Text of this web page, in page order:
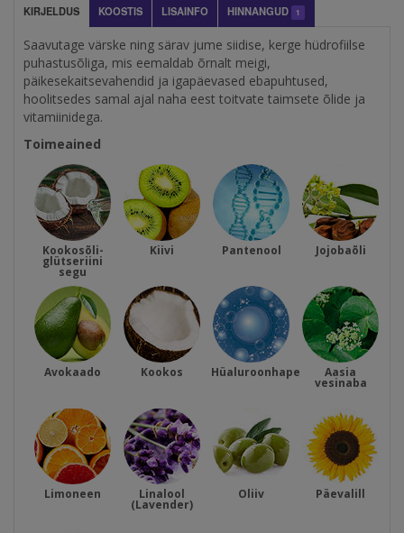
KIRJELDUS KOOSTIS LISAINFO HINNANGUD 1
Saavutage värske ning särav jume siidise, kerge hüdrofiilse
puhastusõliga, mis eemaldab õrnalt meigi,
päikesekaitsevahendid ja igapäevased ebapuhtused,
hoolitsedes samal ajal naha eest toitvate taimsete õlide ja
vitamiinidega.
Toimeained
Kookosõli-
glütseriini
segu
Kiivi Pantenool Jojobaõli
Avokaado Kookos Hüaluroonhape Aasia
vesinaba
Limoneen Linalool
(Lavender)
Oliiv Päevalill